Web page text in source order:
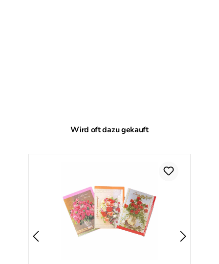
Produktgalerie überspringen
Wird oft dazu gekauft